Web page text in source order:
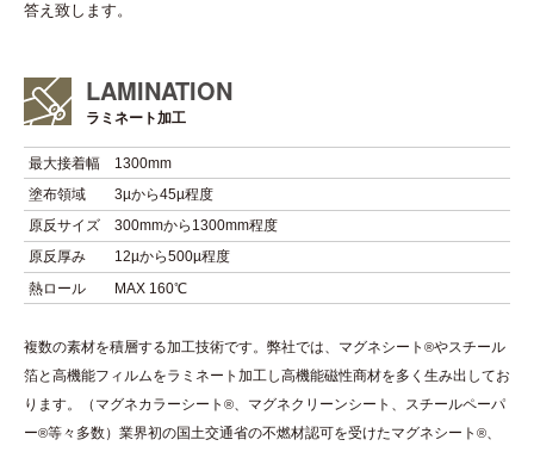
答え致します。
LAMINATION
ラミネート加工
最大接着幅
1300mm
塗布領域
3µから45µ程度
原反サイズ
300mmから1300mm程度
原反厚み
12µから500µ程度
熱ロール
MAX 160℃
複数の素材を積層する加工技術です。弊社では、マグネシート ®やスチール
箔と高機能フィルムをラミネート加工し高機能磁性商材を多く生み出してお
ります。（マグネカラーシート ®、マグネクリーンシート、スチールペーパ
ー®等々多数）業界初の国土交通省の不燃材認可を受けたマグネシート ®、